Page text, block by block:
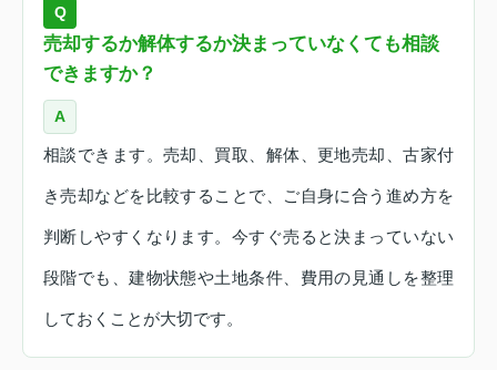
Q
売却するか解体するか決まっていなくても相談
できますか？
A
相談できます。売却、買取、解体、更地売却、古家付
き売却などを比較することで、ご自身に合う進め方を
判断しやすくなります。今すぐ売ると決まっていない
段階でも、建物状態や土地条件、費用の見通しを整理
しておくことが大切です。